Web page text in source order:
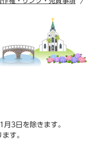
3日を除きます。
す。